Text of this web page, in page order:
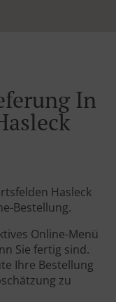
In
Hasleck
Bestellung.
Online-Menü
Sie fertig sind.
Ihre Bestellung
zu